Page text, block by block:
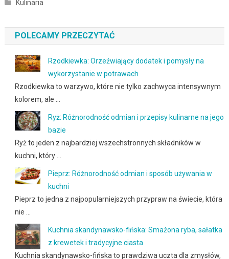
Kulinaria
POLECAMY PRZECZYTAĆ
Rzodkiewka: Orzeźwiający dodatek i pomysły na
wykorzystanie w potrawach
Rzodkiewka to warzywo, które nie tylko zachwyca intensywnym
kolorem, ale …
Ryż: Różnorodność odmian i przepisy kulinarne na jego
bazie
Ryż to jeden z najbardziej wszechstronnych składników w
kuchni, który …
Pieprz: Różnorodność odmian i sposób używania w
kuchni
Pieprz to jedna z najpopularniejszych przypraw na świecie, która
nie …
Kuchnia skandynawsko-fińska: Smażona ryba, sałatka
z krewetek i tradycyjne ciasta
Kuchnia skandynawsko-fińska to prawdziwa uczta dla zmysłów,